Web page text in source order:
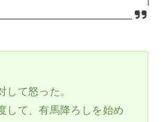
して怒った。
して、有馬降ろしを始め